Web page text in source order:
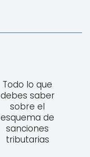
Todo lo que
debes saber
sobre el
esquema de
sanciones
tributarias